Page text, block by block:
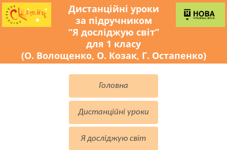
Дистанційні уроки
за підручником
“Я досліджую світ”
для 1 класу
(О. Волощенко, О. Козак, Г. Остапенко)
Головна
Дистанційні уроки
Я досліджую світ